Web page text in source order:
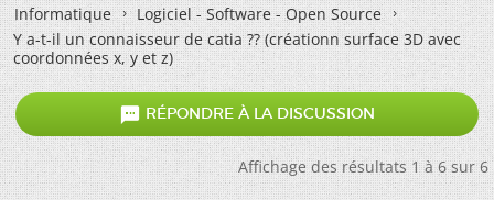
Informatique
Logiciel - Software - Open Source
Y a-t-il un connaisseur de catia ?? (créationn surface 3D avec
coordonnées x, y et z)
 RÉPONDRE À LA DISCUSSION
Affichage des résultats 1 à 6 sur 6